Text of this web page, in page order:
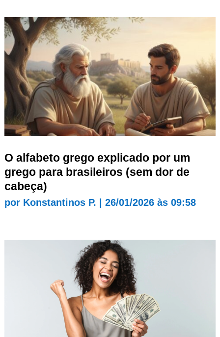
O alfabeto grego explicado por um
grego para brasileiros (sem dor de
cabeça)
por Konstantinos P. 26/01/2026 às 09:58